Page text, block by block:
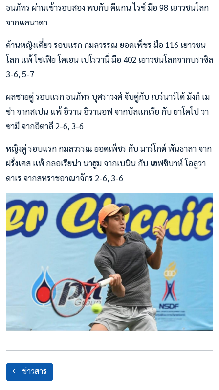
ธนภัทร ผ่านเข้ารอบสอง พบกับ คีแกน ไรซ์ มือ 98 เยาวชนโลก
จากแคนาดา
ด้านหญิงเดี่ยว รอบแรก กมลวรรณ ยอดเพ็ชร มือ 116 เยาวชน
โลก แพ้ โซเฟีย โคเฮน เปโรวานี่ มือ 402 เยาวชนโลกจากบราซิล
3-6, 5-7
ผลชายคู่ รอบแรก ธนภัทร บุศราวงศ์ จับคู่กับ เบร์นาร์โด้ มังก์ เม
ซ่า จากสเปน แพ้ อิวาน อิวานอฟ จากบัลแกเรีย กับ ยาโคโป วา
ซามี จากอิตาลี 2-6, 3-6
หญิงคู่ รอบแรก กมลวรรณ ยอดเพ็ชร กับ มาร์โกต์ พันธาลา จาก
ฝรั่งเศส แพ้ กลอเรียน่า นาฮูม จากเบนิน กับ เฮฟซิบาห์ โอลูวา
ดาเร จากสหราชอาณาจักร 2-6, 3-6
ข่าวสาร